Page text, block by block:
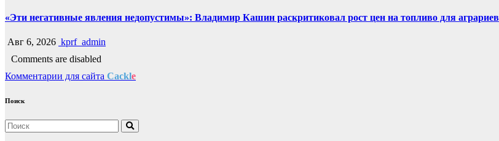
«Эти негативные явления недопустимы»: Владимир Кашин раскритиковал рост цен на топливо для аграриев
Авг 6, 2026 kprf_admin
Comments are disabled
Комментарии для сайта Cackle
Поиск